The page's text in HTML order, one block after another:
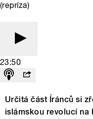
(repríza)
23:50
Určitá část Íránců si
islámskou revolucí na